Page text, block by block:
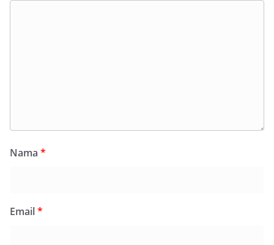
Nama *
Email*